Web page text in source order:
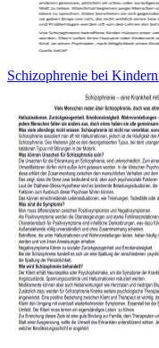
Schizophrenie bei